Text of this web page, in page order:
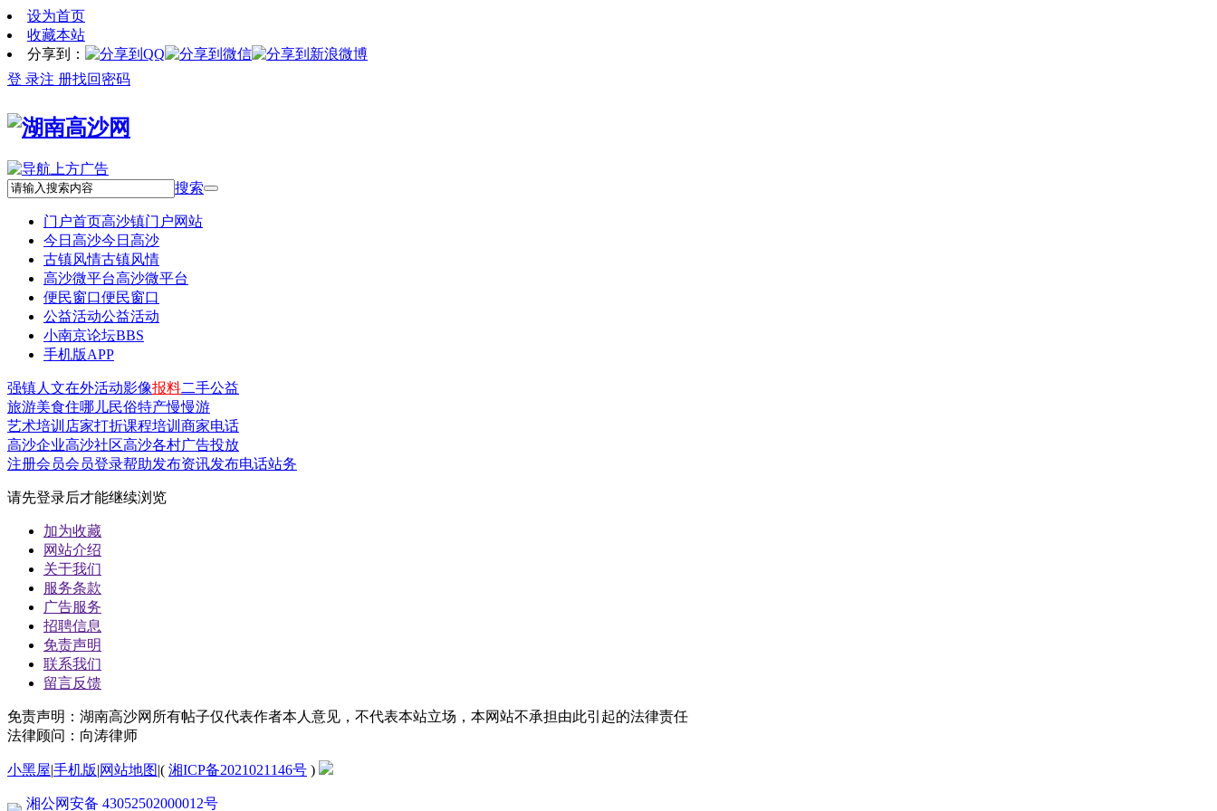
设为首页
收藏本站
分享到：
登 录注 册找回密码
搜索
门户首页高沙镇门户网站
今日高沙今日高沙
古镇风情古镇风情
高沙微平台高沙微平台
便民窗口便民窗口
公益活动公益活动
小南京论坛BBS
手机版APP
强镇人文在外活动影像报料二手公益
旅游美食住哪儿民俗特产慢慢游
艺术培训 店家打折课程培训 商家电话
高沙企业高沙社区高沙各村广告投放
注册会员会员登录帮助发布资讯发布电话站务
请先登录后才能继续浏览
加为收藏
网站介绍
关于我们
服务条款
广告服务
招聘信息
免责声明
联系我们
留言反馈
免责声明：湖南高沙网所有帖子仅代表作者本人意见，不代表本站立场，本网站不承担由此引起的法律责任
法律顾问：向涛律师
小黑屋|手机版|网站地图|( 湘ICP备2021021146号 )
湘公网安备 43052502000012号